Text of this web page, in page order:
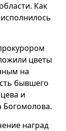
Как
цветы
на
бывшего
и
Богомолова.
наград